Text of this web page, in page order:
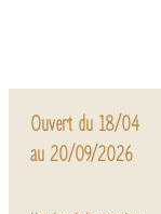
Ouvert du 18/04
au 20/09/2026